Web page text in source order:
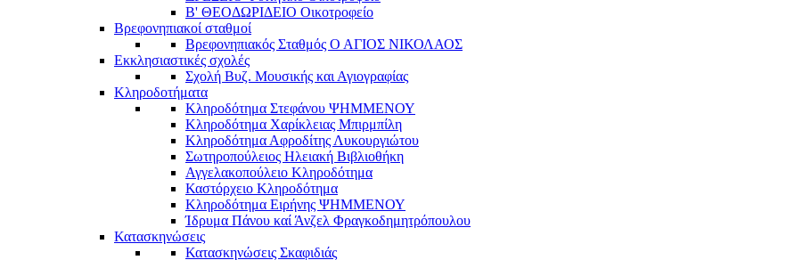
Β' ΘΕΟΔΩΡΙΔΕΙΟ Οικοτροφείο
Βρεφονηπιακοί σταθμοί
Βρεφονηπιακός Σταθμός Ο ΑΓΙΟΣ ΝΙΚΟΛΑΟΣ
Εκκλησιαστικές σχολές
Σχολή Βυζ. Μουσικής και Αγιογραφίας
Κληροδοτήματα
Κληροδότημα Στεφάνου ΨΗΜΜΕΝΟΥ
Κληροδότημα Χαρίκλειας Μπιρμπίλη
Κληροδότημα Αφροδίτης Λυκουργιώτου
Σωτηροπούλειος Ηλειακή Βιβλιοθήκη
Αγγελακοπούλειο Κληροδότημα
Καστόρχειο Κληροδότημα
Κληροδότημα Ειρήνης ΨΗΜΜΕΝΟΥ
Ίδρυμα Πάνου καί Άνζελ Φραγκοδημητρόπουλου
Κατασκηνώσεις
Κατασκηνώσεις Σκαφιδιάς